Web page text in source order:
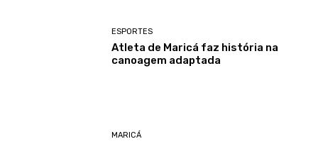
ESPORTES
Atleta de Maricá faz história na
canoagem adaptada
MARICÁ